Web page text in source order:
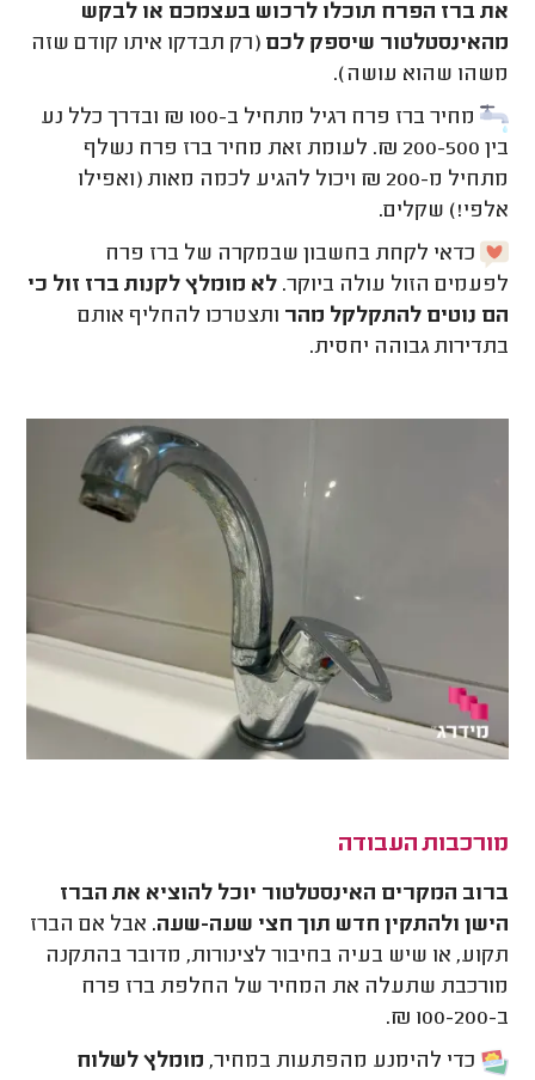
את ברז הפרח תוכלו לרכוש בעצמכם או לבקש
מהאינסטלטור שיספק לכם (רק תבדקו איתו קודם שזה
משהו שהוא עושה).
מחיר ברז פרח רגיל מתחיל ב-100 ₪ ובדרך כלל נע
בין 200-500 ₪. לעומת זאת מחיר ברז פרח נשלף
מתחיל מ-200 ₪ ויכול להגיע לכמה מאות (ואפילו
אלפי!) שקלים.
כדאי לקחת בחשבון שבמקרה של ברז פרח
לפעמים הזול עולה ביוקר.לא מומלץ לקנות ברז זול כי
הם נוטים להתקלקל מהר ותצטרכו להחליף אותם
בתדירות גבוהה יחסית.
מורכבות העבודה
ברוב המקרים האינסטלטור יוכל להוציא את הברז
הישן ולהתקין חדש תוך חצי שעה-שעה. אבל אם הברז
תקוע, או שיש בעיה בחיבור לצינורות, מדובר בהתקנה
מורכבת שתעלה את המחיר של החלפת ברז פרח
ב-100-200 ₪.
כדי להימנע מהפתעות במחיר, מומלץ לשלוח